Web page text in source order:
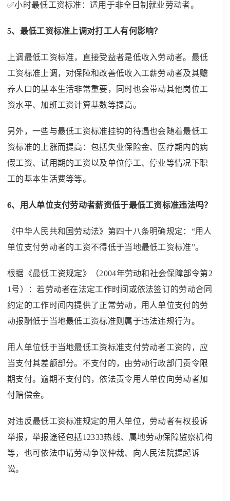
✅小时最低工资标准：适用于非全日制就业劳动者。
5、最低工资标准上调对打工人有何影响？
上调最低工资标准，直接受益者是低收入劳动者。最低
工资标准上调，对保障和改善低收入工薪劳动者及其赡
养人口的基本生活非常重要，同时也会带动其他岗位工
资水平、加班工资计算基数等提高。
另外，一些与最低工资标准挂钩的待遇也会随着最低工
资标准的上涨而提高：包括失业保险金、医疗期内的病
假工资、试用期的工资以及单位停工、停业等情况下职
工的基本生活费等等。
6、用人单位支付劳动者薪资低于最低工资标准违法吗？
《中华人民共和国劳动法》第四十八条明确规定：“用人
单位支付劳动者的工资不得低于当地最低工资标准”。
根据《最低工资规定》（2004年劳动和社会保障部令第2
1号）：若劳动者在法定工作时间或依法签订的劳动合同
约定的工作时间内提供了正常劳动，用人单位支付的劳
动报酬低于当地最低工资标准则属于违法违规行为。
用人单位低于当地最低工资标准支付劳动者工资的，应
当支付其差额部分。不支付的，由劳动行政部门责令限
期支付。逾期不支付的，依法责令用人单位向劳动者加
付赔偿金。
对违反最低工资标准规定的用人单位，劳动者有权投诉
举报，举报途径包括12333热线、属地劳动保障监察机构
等，也可依法申请劳动争议仲裁、向人民法院提起诉
讼。